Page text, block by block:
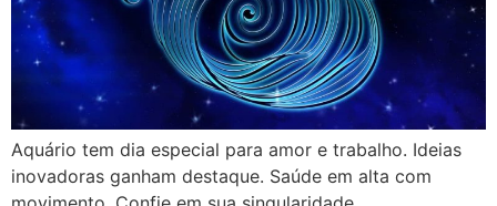
Aquário tem dia especial para amor e trabalho. Ideias
inovadoras ganham destaque. Saúde em alta com